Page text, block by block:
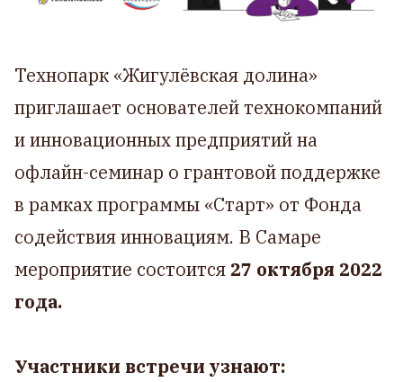
Технопарк «Жигулёвская долина»
приглашает основателей технокомпаний
и инновационных предприятий на
офлайн-семинар о грантовой поддержке
в рамках программы «Старт» от Фонда
содействия инновациям. В Самаре
мероприятие состоится 27 октября 2022
года.
Участники встречи узнают: